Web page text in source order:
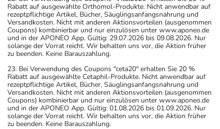
Rabatt auf ausgewählte Orthomol-Produkte. Nicht anwendbar auf
rezeptpflichtige Artikel, Bücher, Säuglingsanfangsnahrung und
Versandkosten. Nicht mit anderen Aktionsvorteilen (ausgenommen
Coupons) kombinierbar und nur einzulösen unter www.aponeo.de
und in der APONEO App. Gültig: 29.07.2026 bis 09.08.2026. Nur
solange der Vorrat reicht. Wir behalten uns vor, die Aktion früher
zu beenden. Keine Barauszahlung.
23: Bei Verwendung des Coupons "ceta20" erhalten Sie 20 %
Rabatt auf ausgewählte Cetaphil-Produkte. Nicht anwendbar auf
rezeptpflichtige Artikel, Bücher, Säuglingsanfangsnahrung und
Versandkosten. Nicht mit anderen Aktionsvorteilen (ausgenommen
Coupons) kombinierbar und nur einzulösen unter www.aponeo.de
und in der APONEO App. Gültig: 01.08.2026 bis 01.09.2026. Nur
solange der Vorrat reicht. Wir behalten uns vor, die Aktion früher
zu beenden. Keine Barauszahlung.